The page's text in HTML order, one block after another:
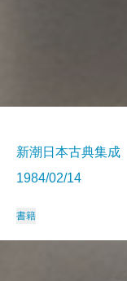
新潮日本古典集
1984/02/14
書籍